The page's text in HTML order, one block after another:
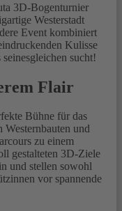
3D-Bogenturnier
Westerstadt
Event kombiniert
Kulisse
sucht!
Flair
Bühne für das
und
zu einem
gestalteten 3D-Ziele
und stellen sowohl
vor spannende